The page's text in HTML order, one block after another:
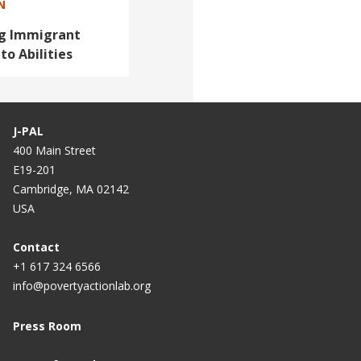
Immigrant
Abilities
J-PAL
400 Main Street
E19-201
Cambridge, MA 02142
USA
Contact
+1 617 324 6566
info@povertyactionlab.org
Press Room